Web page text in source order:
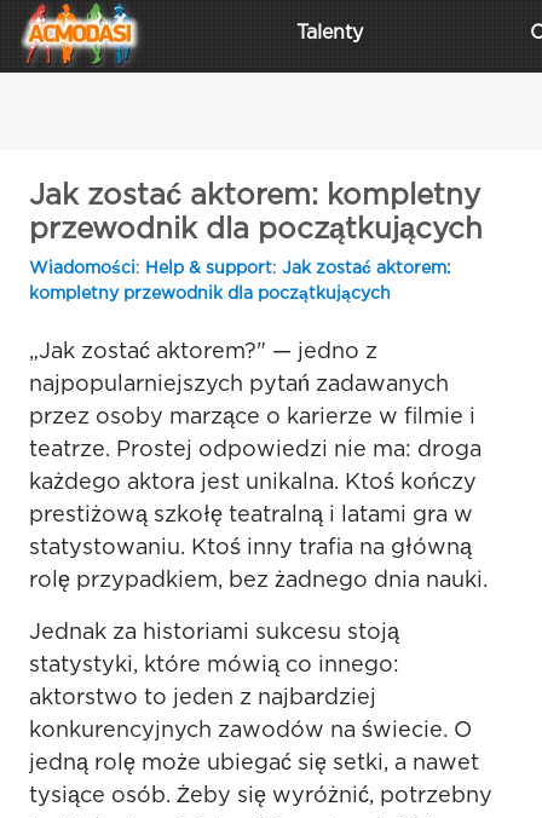
Talenty
Jak zostać aktorem: kompletny
przewodnik dla początkujących
Wiadomości: Help & support: Jak zostać aktorem:
kompletny przewodnik dla początkujących
„Jak zostać aktorem?" — jedno z
najpopularniejszych pytań zadawanych
przez osoby marzące o karierze w filmie i
teatrze. Prostej odpowiedzi nie ma: droga
każdego aktora jest unikalna. Ktoś kończy
prestiżową szkołę teatralną i latami gra w
statystowaniu. Ktoś inny trafia na główną
rolę przypadkiem, bez żadnego dnia nauki.
Jednak za historiami sukcesu stoją
statystyki, które mówią co innego:
aktorstwo to jeden z najbardziej
konkurencyjnych zawodów na świecie. O
jedną rolę może ubiegać się setki, a nawet
tysiące osób. Żeby się wyróżnić, potrzebny